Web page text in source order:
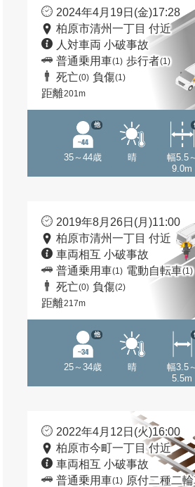
2024年4月19日(金)17:28
柏原市清州一丁目 付近
人対車両 小破事故
普通乗用車(1) 歩行者(1)
死亡(0) 負傷(1)
距離201m
35～44歳
他
晴
幅5.5～
9.0m
2019年8月26日(月)11:00
柏原市清州一丁目 付近
車両相互 小破事故
普通乗用車(1) 電動自転車(1)
死亡(0) 負傷(2)
距離217m
25～34歳
他
晴
幅3.5～
5.5m
2022年4月12日(火)16:00
柏原市今町一丁目 付近
車両相互 小破事故
普通乗用車(1) 原付二種二